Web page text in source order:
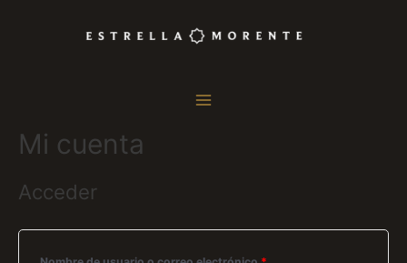
Mi cuenta
Acceder